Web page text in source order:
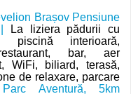
Brașov Pensiune
La liziera pădurii cu
piscină interioară,
bar, aer
WiFi, biliard, terasă,
de relaxare, parcare
Aventură, 5km